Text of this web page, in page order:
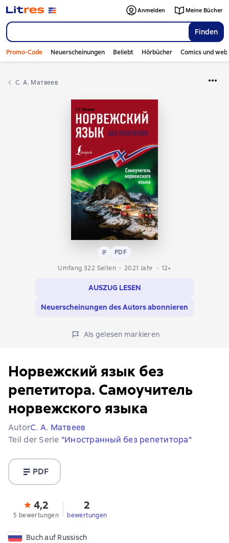
Finden
Anmelden Meine Bücher
Promo-Code Neuerscheinungen Beliebt Hörbücher Comics und
С. А. Матвеев
Text PDF
PDF
Umfang 322 Seiten
2021 Jahr 12+
AUSZUG LESEN
Neuerscheinungen des Autors abonnieren
Als gelesen markieren
Норвежский язык без
репетитора. Самоучитель
норвежского языка
AutorС. А. Матвеев
Teil der Serie "Иностранный без репетитора"
PDF
4,2
5 bewertungen
2
bewertungen
Buch auf Russisch